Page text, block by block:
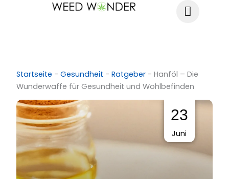
Startseite -Gesundheit -Ratgeber -Hanföl – Die
Wunderwaffe für Gesundheit und Wohlbefinden
23
Juni